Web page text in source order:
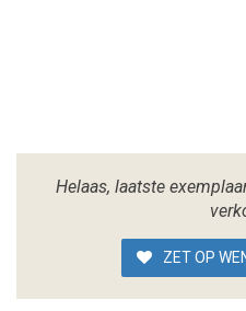
Helaas, laatste
ZET OP